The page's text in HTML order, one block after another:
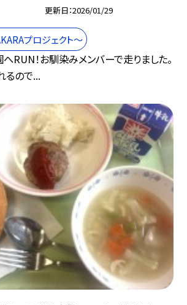
更新日 2026/01/29
プロジェクト～
RUN！お馴染みメンバーで走りました。
るので...